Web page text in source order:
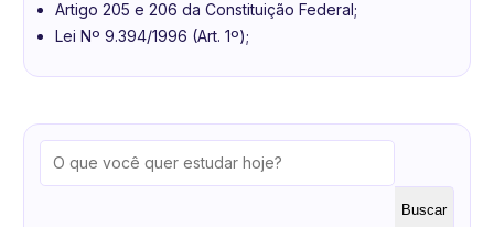
Artigo 205 e 206 da Constituição Federal;
Lei Nº 9.394/1996 (Art. 1º);
Buscar